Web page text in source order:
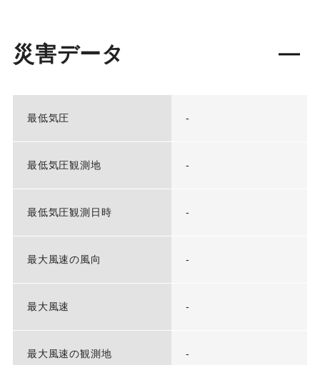
災害データ
最低気圧 -
最低気圧観測地 -
最低気圧観測日時 -
最大風速の風向 -
最大風速 -
最大風速の観測地 -